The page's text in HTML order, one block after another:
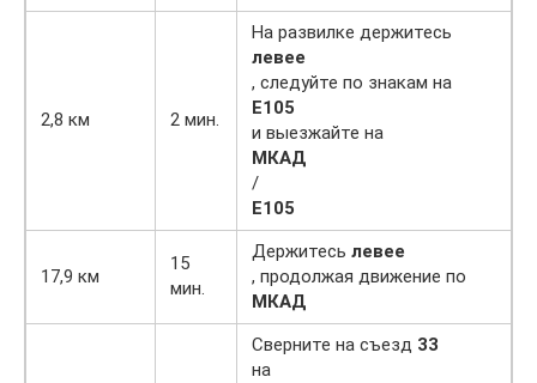
2,8 км 2 мин.
На развилке держитесь
левее
, следуйте по знакам на
E105
и выезжайте на
МКАД
/
E105
17,9 км
15
мин.
Держитесь левее
, продолжая движение по
МКАД
Сверните на съезд 33
на